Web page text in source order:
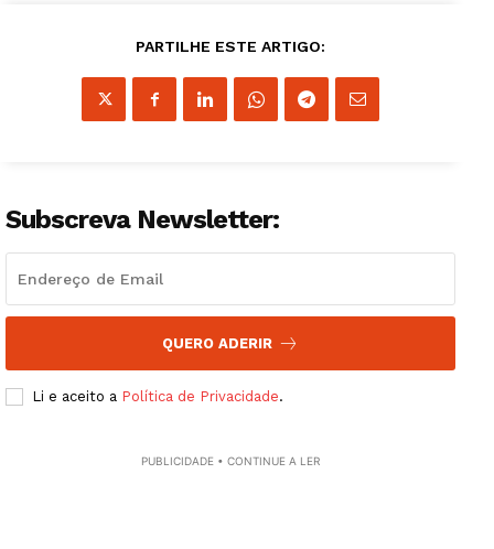
PARTILHE ESTE ARTIGO:
Subscreva Newsletter:
QUERO ADERIR
Li e aceito a Política de Privacidade.
PUBLICIDADE • CONTINUE A LER